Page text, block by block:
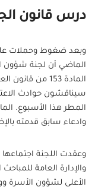
درس قانون
وبعد ضغوط وحملات على
الماضي أن لجنة شؤون
المادة 153 من
سيناقشون حوادث
وادعاء سابق قدمته
وعقدت اللجنة
والإدارة العامة
الأعلى لشؤون الأسرة